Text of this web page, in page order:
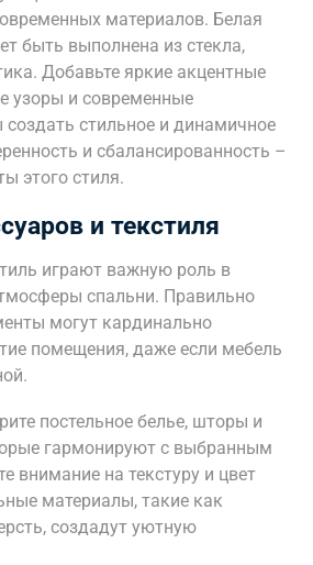
материалов. Белая
быть выполнена из стекла,
Добавьте яркие акцентные
узоры и современные
создать стильное и динамичное
и сбалансированность –
этого стиля.
и текстиля
играют важную роль в
спальни. Правильно
могут кардинально
помещения, даже если мебель
постельное белье, шторы и
гармонируют с выбранным
внимание на текстуру и цвет
материалы, такие как
создадут уютную